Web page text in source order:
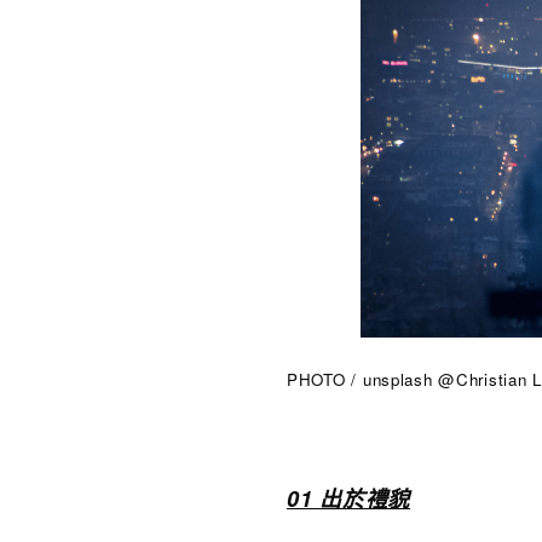
PHOTO / unsplash @Christian
01 出於禮貌